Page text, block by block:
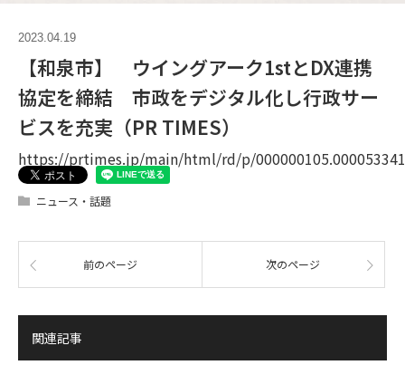
2023.04.19
【和泉市】 ウイングアーク1stとDX連携
協定を締結 市政をデジタル化し行政サー
ビスを充実（PR TIMES）
https://prtimes.jp/main/html/rd/p/
ニュース・話題
前のページ 次のページ
関連記事